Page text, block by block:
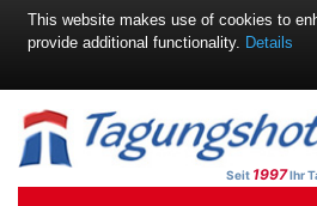
Seit 1997Ihr
This website makes use of cookies to
provide additional functionality. Details